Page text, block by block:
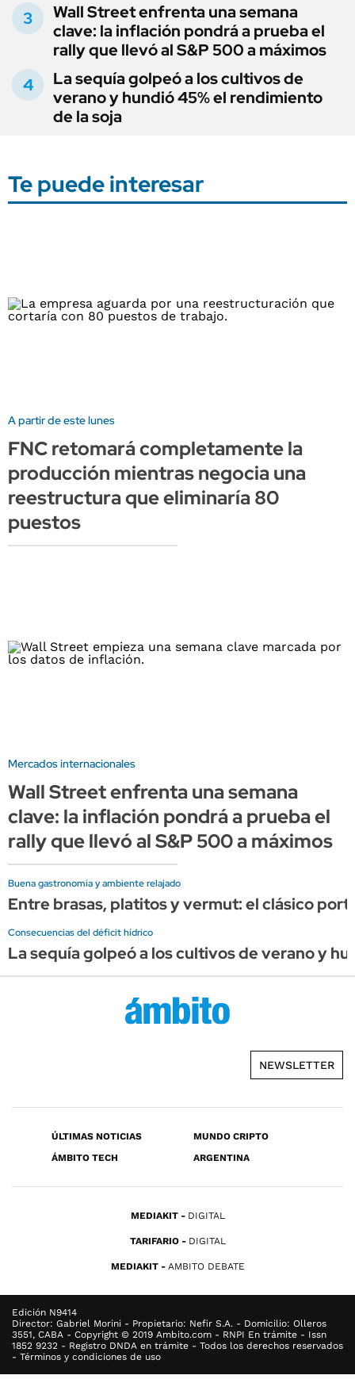
Wall Street enfrenta una semana
clave: la inflación pondrá a prueba el
rally que llevó al S&P 500 a máximos
La sequía golpeó a los cultivos de
verano y hundió 45% el rendimiento
de la soja
Te puede interesar
A partir de este lunes
FNC retomará completamente la
producción mientras negocia una
reestructura que eliminaría 80
puestos
Mercados internacionales
Wall Street enfrenta una semana
clave: la inflación pondrá a prueba el
rally que llevó al S&P 500 a máximos
Buena gastronomía y ambiente relajado
Entre brasas, platitos y vermut: el clásico
Consecuencias del déficit hídrico
La sequía golpeó a los cultivos de verano y
NEWSLETTER
ÚLTIMAS NOTICIAS
MUNDO CRIPTO
ÁMBITO TECH
ARGENTINA
MEDIAKIT DIGITAL
TARIFARIO DIGITAL
MEDIAKIT AMBITO DEBATE
Edición N9414
Director: Gabriel Morini - Propietario: Nefir S.A. - Domicilio: Olleros
3551, CABA - Copyright © 2019 Ambito.com - RNPI En trámite - Issn
1852 9232 - Registro DNDA en trámite - Todos los derechos reservados
- Términos y condiciones de uso